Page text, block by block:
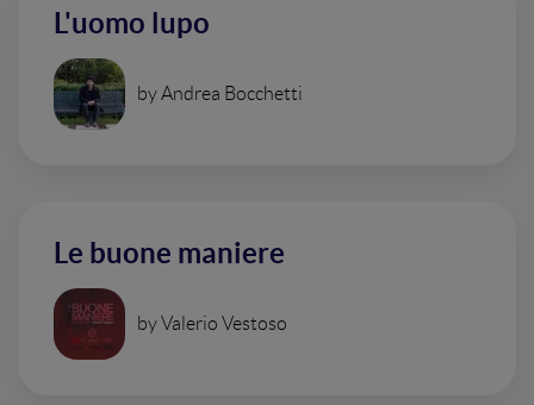
L'uomo lupo
by Andrea Bocchetti
Le buone maniere
by Valerio Vestoso